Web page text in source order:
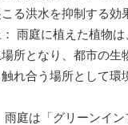
る洪水を抑制する効
雨庭に植えた植物
所となり、都市の生
れ合う場所として環
雨庭は「グリーンイ